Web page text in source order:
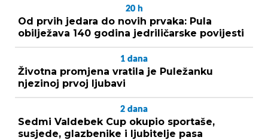
20 h
Od prvih jedara do novih prvaka: Pula
obilježava 140 godina jedriličarske povijesti
1 dana
Životna promjena vratila je Puležanku
njezinoj prvoj ljubavi
2 dana
Sedmi Valdebek Cup okupio sportaše,
susjede, glazbenike i ljubitelje pasa